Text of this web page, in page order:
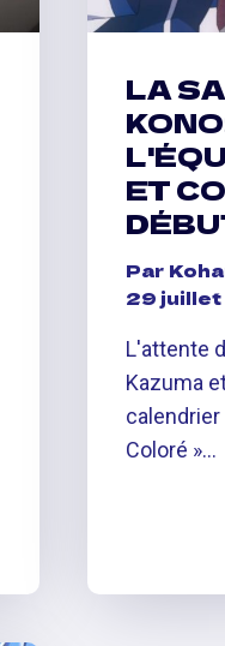
LA
ET
Par
29
L'attente
Kazuma
calendrier
Coloré »…